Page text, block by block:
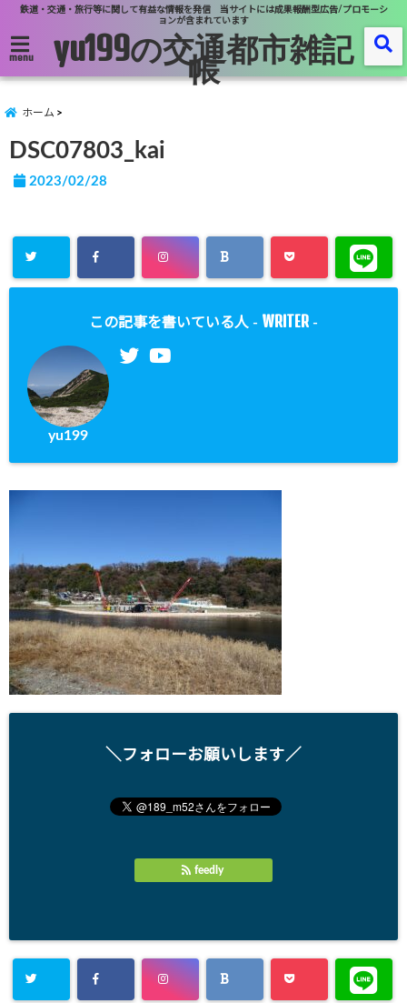
鉄道・交通・旅行等に関して有益な情報を発信 当サイトには成果報酬型広告/プロモーシ
ョンが含まれています
menu yu199の交通都市雑記
帳
ホーム
DSC07803_kai
2023/02/28
この記事を書いている人 - WRITER -
yu199
＼フォローお願いします／
feedly